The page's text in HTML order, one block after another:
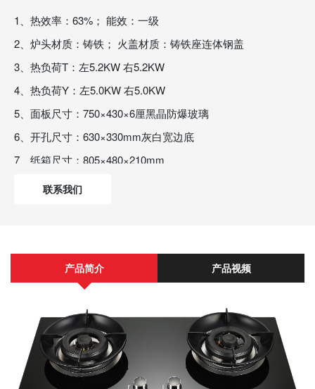
1、热效率：63%； 能效：一级
2、炉头材质：铸铁； 火盖材质：铸铁座连体钢盖
3、热负荷T：左5.2KW 右5.2KW
4、热负荷Y：左5.0KW 右5.0KW
5、面板尺寸：750×430×6厘黑晶防爆玻璃
6、开孔尺寸：630×330mm灰白宽边底
7、纸箱尺寸：805×480×210mm
8、熄火保护：热电偶熄保
联系我们
产品简介 产品视频